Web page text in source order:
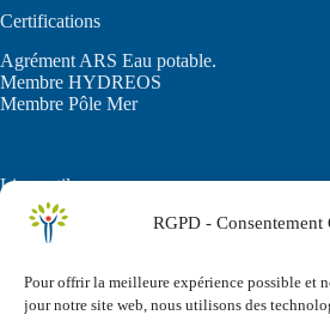
RGPD - Consentement
Pour offrir la meilleure expérience possible et
jour notre site web, nous utilisons des
Certifications
Agrément ARS Eau potable.
Membre HYDREOS
Membre Pôle Mer
Liens utiles
C.G.U.
Politique de confidentialité